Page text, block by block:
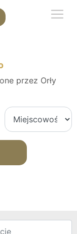
przez Orły